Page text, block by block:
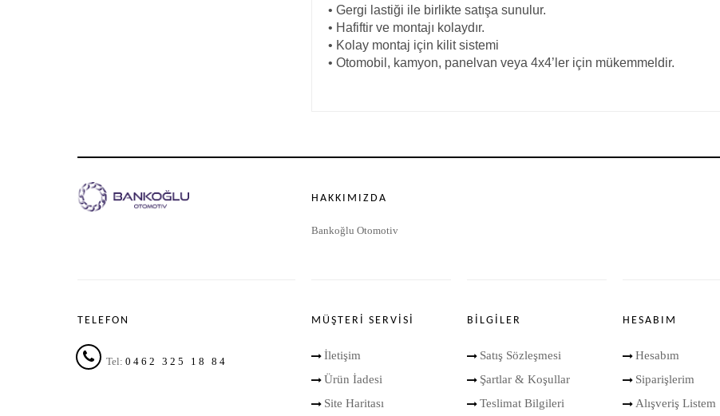
• Gergi lastiği ile birlikte satışa sunulur.
• Hafiftir ve montajı kolaydır.
• Kolay montaj için kilit sistemi
• Otomobil, kamyon, panelvan veya 4x4’ler için mükemmeldir.
HAKKIMIZDA
Bankoğlu Otomotiv
TELEFON
Tel: 0462 325 18 84
MÜŞTERI SERVISI
İletişim
Ürün İadesi
Site Haritası
BILGILER
Satış Sözleşmesi
Şartlar & Koşullar
Teslimat Bilgileri
HESABIM
Hesabım
Siparişlerim
Alışveriş Listem